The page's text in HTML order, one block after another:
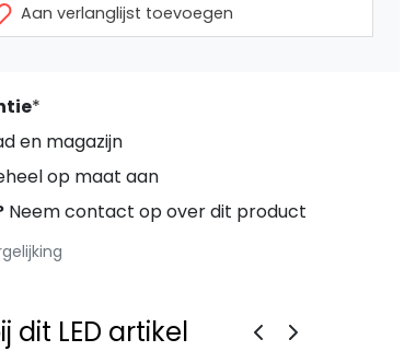
Aan verlanglijst toevoegen
*
en magazijn
op maat aan
Neem contact op over dit product
dit LED artikel